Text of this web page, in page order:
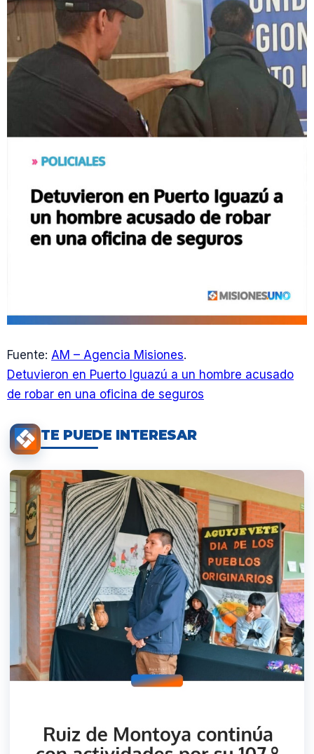
Fuente: AM – Agencia Misiones.
Detuvieron en Puerto Iguazú a un hombre acusado
de robar en una oficina de seguros
TE PUEDE INTERESAR